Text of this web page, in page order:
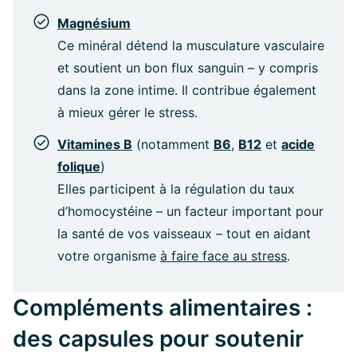
Magnésium
Ce minéral détend la musculature vasculaire
et soutient un bon flux sanguin – y compris
dans la zone intime. Il contribue également
à mieux gérer le stress.
Vitamines B (notamment B6, B12 et acide
folique)
Elles participent à la régulation du taux
d’homocystéine – un facteur important pour
la santé de vos vaisseaux – tout en aidant
votre organisme à faire face au stress.
Compléments alimentaires :
des capsules pour soutenir